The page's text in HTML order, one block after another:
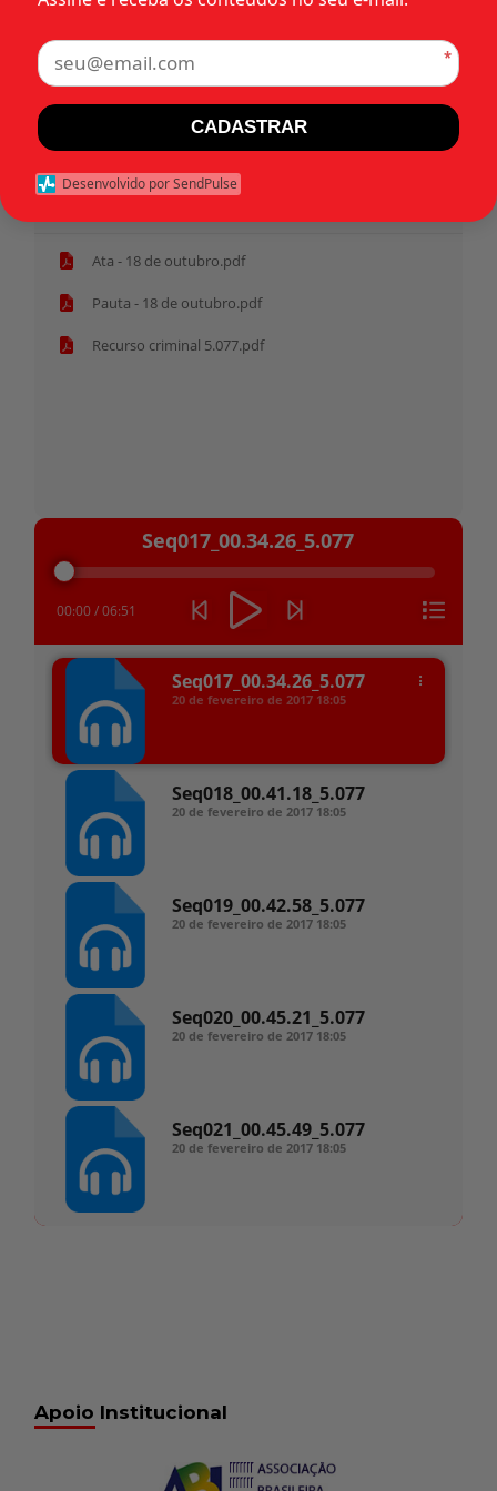
• • •
Rio de Janeiro (RJ)
Ata - 18 de outubro.pdf
Pauta - 18 de outubro.pdf
Recurso criminal 5.077.pdf
Tocador
áudio
Seq017_00.34.26_5.077
00:00 /06:51
Seq017_00.34.26_5.077
20 de fevereiro de 2017 18:05
Seq018_00.41.18_5.077
20 de fevereiro de 2017 18:05
Seq019_00.42.58_5.077
20 de fevereiro de 2017 18:05
Seq020_00.45.21_5.077
20 de fevereiro de 2017 18:05
Seq021_00.45.49_5.077
20 de fevereiro de 2017 18:05
Apoio Institucional
*
CADASTRAR
Desenvolvido por SendPulse